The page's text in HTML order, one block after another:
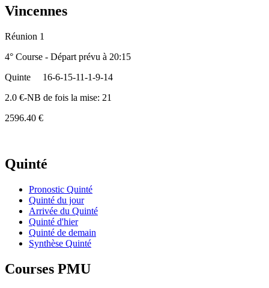
Vincennes
Réunion 1
4° Course - Départ prévu à 20:15
Quinte
16-6-15-11-1-9-14
2.0 €-NB de fois la mise: 21
2596.40 €
Quinté
Pronostic Quinté
Quinté du jour
Arrivée du Quinté
Quinté d'hier
Quinté de demain
Synthèse Quinté
Courses PMU